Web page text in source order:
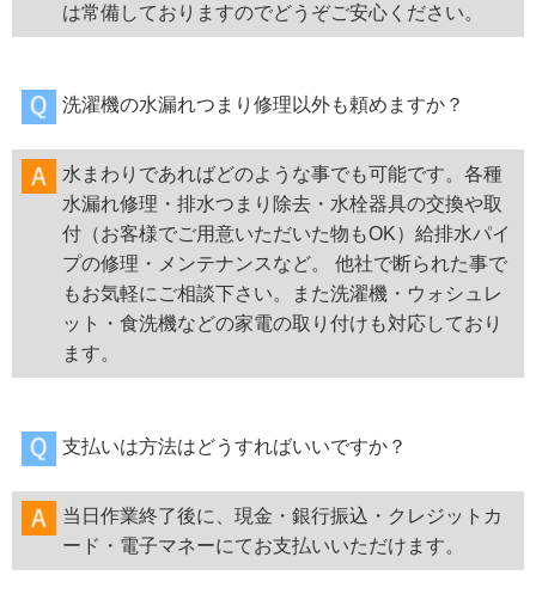
は常備しておりますのでどうぞご安心ください。
洗濯機の水漏れつまり修理以外も頼めますか？
水まわりであればどのような事でも可能です。各種
水漏れ修理・排水つまり除去・水栓器具の交換や取
付（お客様でご用意いただいた物もOK）給排水パイ
プの修理・メンテナンスなど。 他社で断られた事で
もお気軽にご相談下さい。また洗濯機・ウォシュレ
ット・食洗機などの家電の取り付けも対応しており
ます。
支払いは方法はどうすればいいですか？
当日作業終了後に、現金・銀行振込・クレジットカ
ード・電子マネーにてお支払いいただけます。